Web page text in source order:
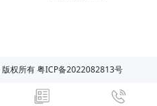
版权所有 粤ICP备2022082813号